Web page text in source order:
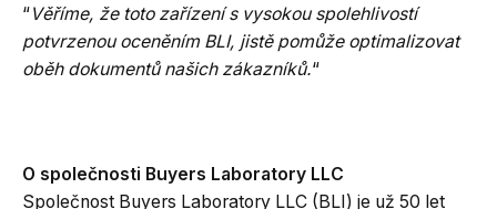
“Věříme, že toto zařízení s vysokou spolehlivostí
potvrzenou oceněním BLI, jistě pomůže optimalizovat
oběh dokumentů našich zákazníků.“
O společnosti Buyers Laboratory LLC
Společnost Buyers Laboratory LLC (BLI) je už 50 let